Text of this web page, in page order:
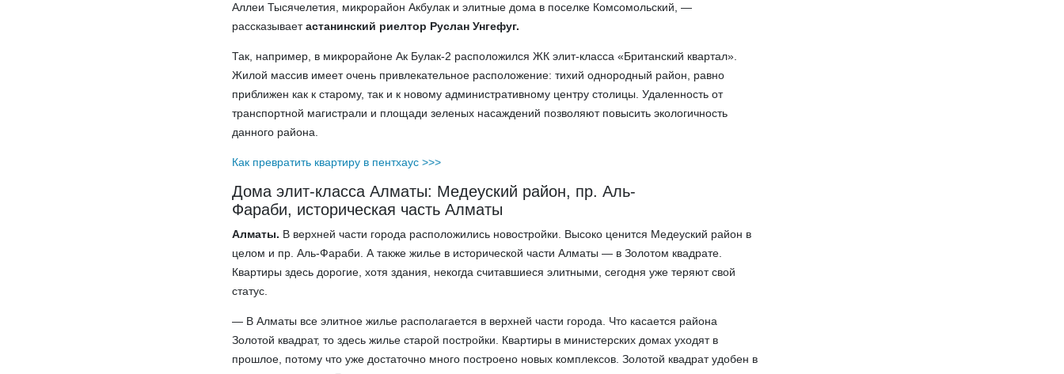
Аллеи Тысячелетия, микрорайон Акбулак и элитные дома в поселке Комсомольский, —
рассказываетастанинский риелтор Руслан Унгефуг.
Так, например, в микрорайоне Ак Булак-2 расположился ЖК элит-класса «Британский квартал».
Жилой массив имеет очень привлекательное расположение: тихий однородный район, равно
приближен как к старому, так и к новому административному центру столицы. Удаленность от
транспортной магистрали и площади зеленых насаждений позволяют повысить экологичность
данного района.
Как превратить квартиру в пентхаус >>>
Дома элит-класса Алматы: Медеуский район, пр. Аль-
Фараби, историческая часть Алматы
Алматы. В верхней части города расположились новостройки. Высоко ценится Медеуский район в
целом и пр. Аль-Фараби. А также жилье в исторической части Алматы — в Золотом квадрате.
Квартиры здесь дорогие, хотя здания, некогда считавшиеся элитными, сегодня уже теряют свой
статус.
— В Алматы все элитное жилье располагается в верхней части города. Что касается района
Золотой квадрат, то здесь жилье старой постройки. Квартиры в министерских домах уходят в
прошлое, потому что уже достаточно много построено новых комплексов. Золотой квадрат удобен в